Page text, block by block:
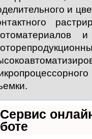
и
Сервис
боте